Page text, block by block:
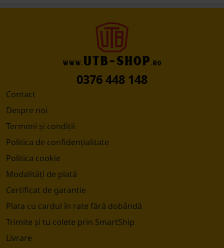
0376 448 148
Contact
Despre noi
Termeni și condiții
Politica de confidențialitate
Politica cookie
Modalități de plată
Certificat de garantie
Plata cu cardul în rate fără dobândă
Trimite și tu colete prin SmartShip
Livrare